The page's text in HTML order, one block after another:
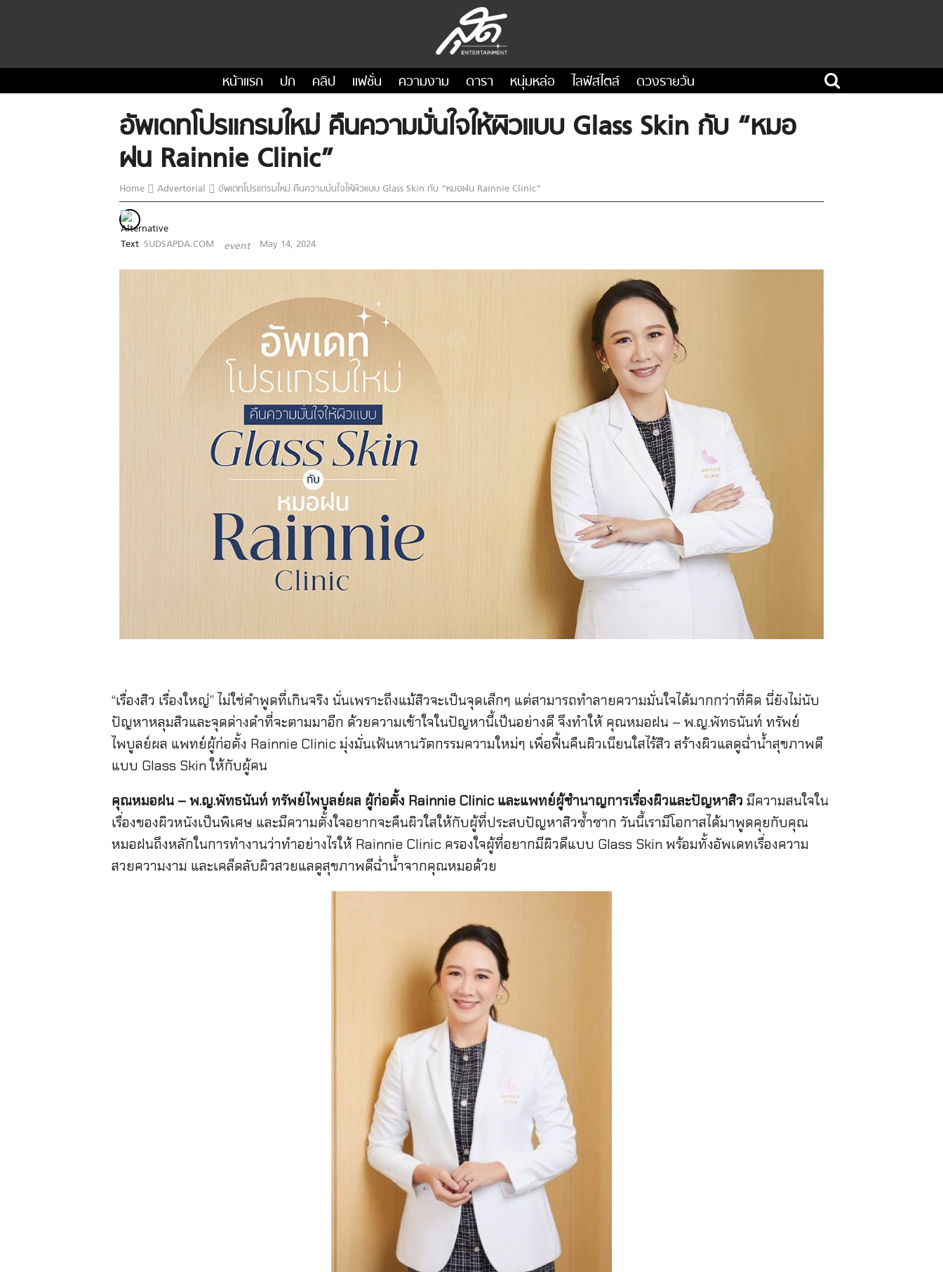
หน้าแรก ปก คลิป แฟชั่น ความงาม ดารา หนุ่มหล่อ ไลฟ์สไตล์ ดวงรายวัน
อัพเดทโปรแกรมใหม่ คืนความมั่นใจให้ผิวแบบ Glass Skin กับ “หมอ
ฝน Rainnie Clinic”
Home Advertorial อัพเดทโปรแกรมใหม่ คืนความมั่นใจให้ผิวแบบ Glass Skin กับ “หมอฝน Rainnie Clinic”
SUDSAPDA.COM event May 14, 2024
“เรื่องสิว เรื่องใหญ่” ไม่ใช่คำพูดที่เกินจริง นั่นเพราะถึงแม้สิวจะเป็นจุดเล็กๆ แต่สามารถทำลายความมั่นใจได้มากกว่าที่คิด นี่ยังไม่นับ
ปัญหาหลุมสิวและจุดด่างดำที่จะตามมาอีก ด้วยความเข้าใจในปัญหานี้เป็นอย่างดี จึงทำให้ คุณหมอฝน – พ.ญ.พัทธนันท์ ทรัพย์
ไพบูลย์ผล แพทย์ผู้ก่อตั้ง Rainnie Clinic มุ่งมั่นเฟ้นหานวัตกรรมความใหม่ๆ เพื่อฟื้นคืนผิวเนียนใสไร้สิว สร้างผิวแลดูฉ่ำน้ำสุขภาพดี
แบบ Glass Skin ให้กับผู้คน
คุณหมอฝน – พ.ญ.พัทธนันท์ ทรัพย์ไพบูลย์ผล ผู้ก่อตั้ง Rainnie Clinic และแพทย์ผู้ชำนาญการเรื่องผิวและปัญหาสิว มีความสนใจใน
เรื่องของผิวหนังเป็นพิเศษ และมีความตั้งใจอยากจะคืนผิวใสให้กับผู้ที่ประสบปัญหาสิวซ้ำซาก วันนี้เรามีโอกาสได้มาพูดคุยกับคุณ
หมอฝนถึงหลักในการทำงานว่าทำอย่างไรให้ Rainnie Clinic ครองใจผู้ที่อยากมีผิวดีแบบ Glass Skin พร้อมทั้งอัพเดทเรื่องความ
สวยความงาม และเคล็ดลับผิวสวยแลดูสุขภาพดีฉ่ำน้ำจากคุณหมอด้วย